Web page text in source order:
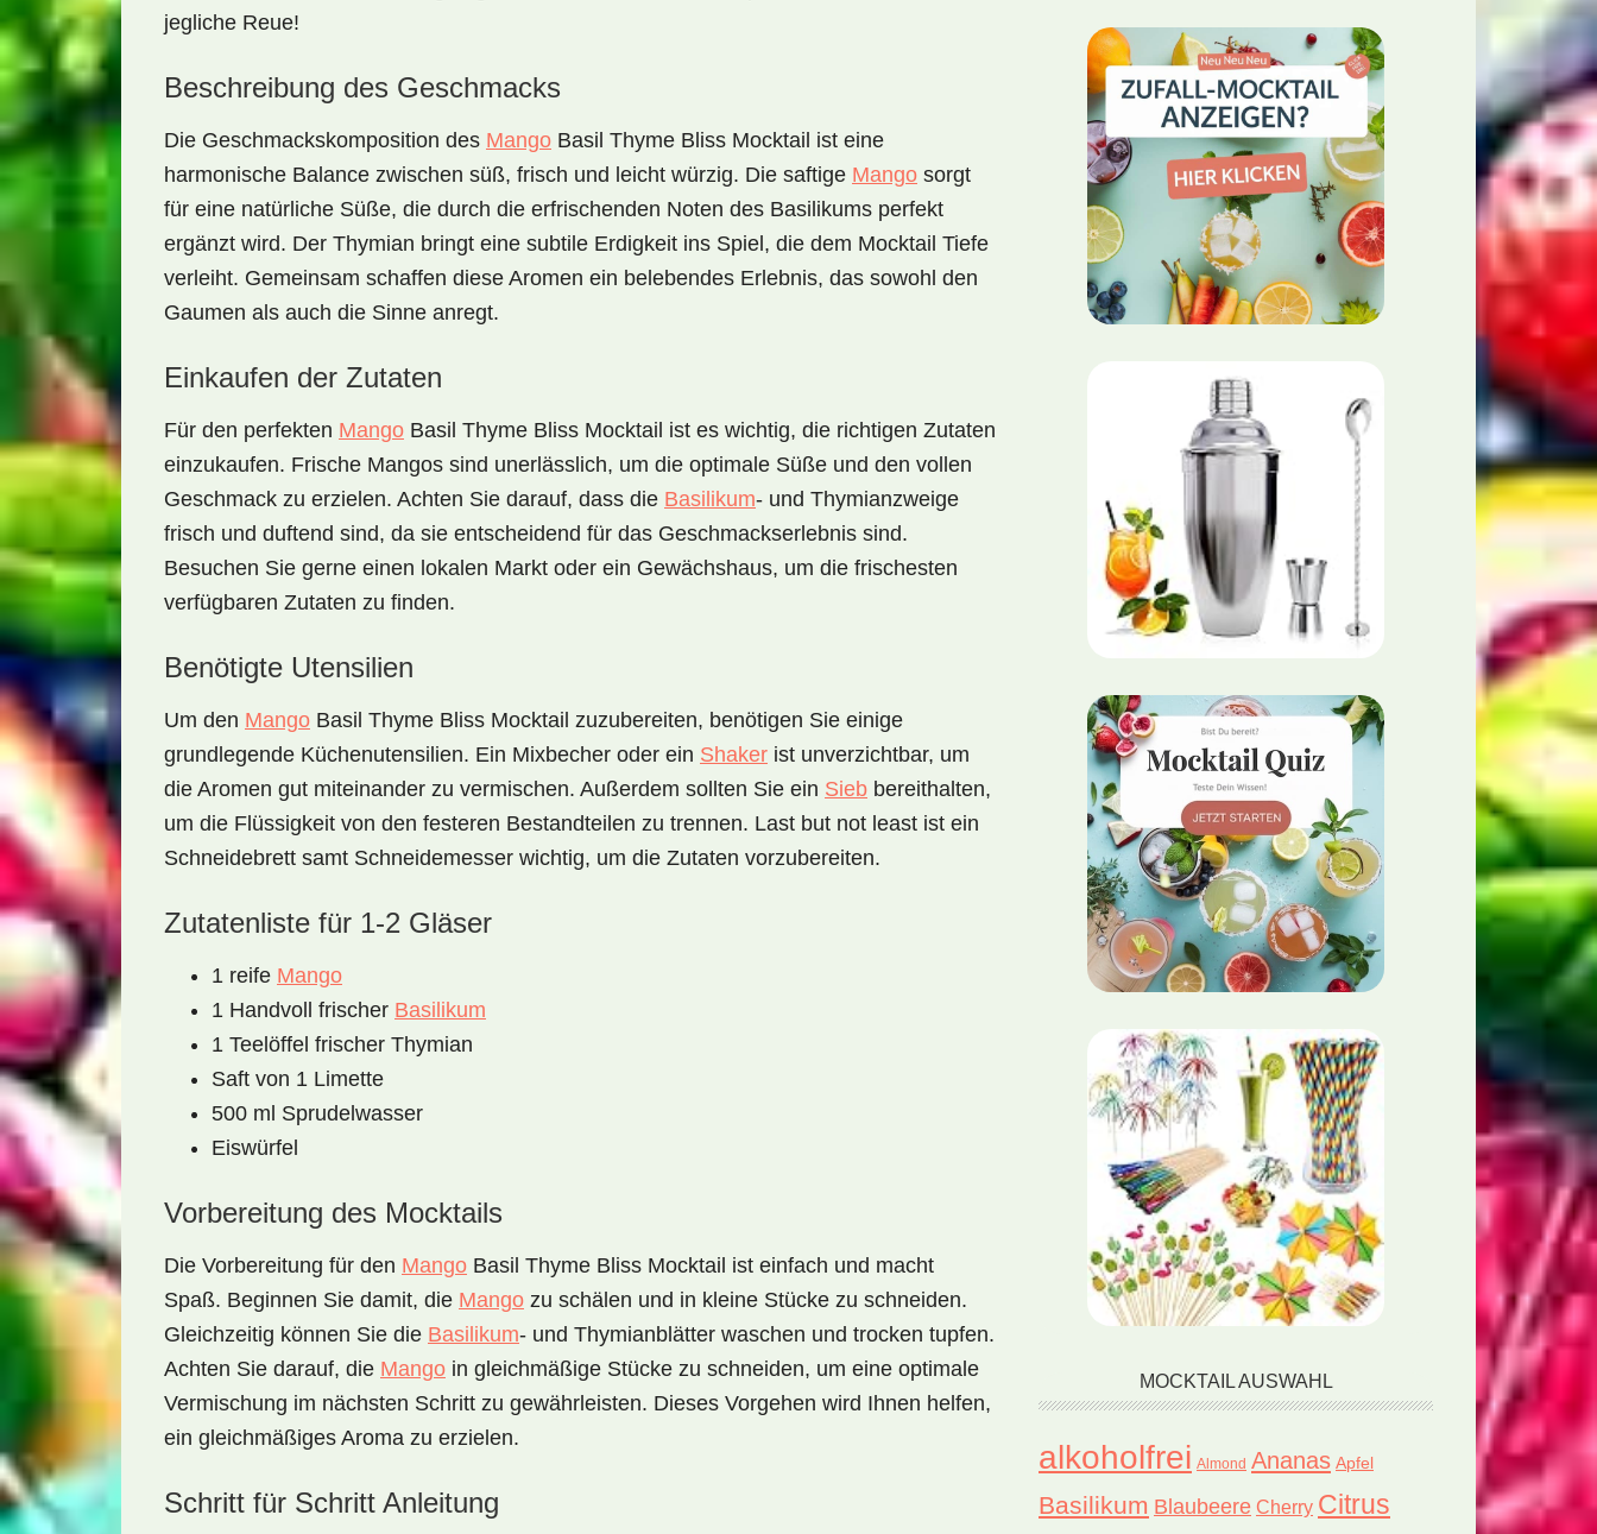
jegliche Reue!
Beschreibung des Geschmacks
Die Geschmackskomposition des Mango Basil Thyme Bliss Mocktail ist eine
harmonische Balance zwischen süß, frisch und leicht würzig. Die saftige Mango sorgt
für eine natürliche Süße, die durch die erfrischenden Noten des Basilikums perfekt
ergänzt wird. Der Thymian bringt eine subtile Erdigkeit ins Spiel, die dem Mocktail Tiefe
verleiht. Gemeinsam schaffen diese Aromen ein belebendes Erlebnis, das sowohl den
Gaumen als auch die Sinne anregt.
Einkaufen der Zutaten
Für den perfekten Mango Basil Thyme Bliss Mocktail ist es wichtig, die richtigen Zutaten
einzukaufen. Frische Mangos sind unerlässlich, um die optimale Süße und den vollen
Geschmack zu erzielen. Achten Sie darauf, dass die Basilikum- und Thymianzweige
frisch und duftend sind, da sie entscheidend für das Geschmackserlebnis sind.
Besuchen Sie gerne einen lokalen Markt oder ein Gewächshaus, um die frischesten
verfügbaren Zutaten zu finden.
Benötigte Utensilien
Um den Mango Basil Thyme Bliss Mocktail zuzubereiten, benötigen Sie einige
grundlegende Küchenutensilien. Ein Mixbecher oder ein Shaker ist unverzichtbar, um
die Aromen gut miteinander zu vermischen. Außerdem sollten Sie ein Sieb bereithalten,
um die Flüssigkeit von den festeren Bestandteilen zu trennen. Last but not least ist ein
Schneidebrett samt Schneidemesser wichtig, um die Zutaten vorzubereiten.
Zutatenliste für 1-2 Gläser
1 reife Mango
1 Handvoll frischer Basilikum
1 Teelöffel frischer Thymian
Saft von 1 Limette
500 ml Sprudelwasser
Eiswürfel
Vorbereitung des Mocktails
Die Vorbereitung für den Mango Basil Thyme Bliss Mocktail ist einfach und macht
Spaß. Beginnen Sie damit, die Mango zu schälen und in kleine Stücke zu schneiden.
Gleichzeitig können Sie die Basilikum- und Thymianblätter waschen und trocken tupfen.
Achten Sie darauf, die Mango in gleichmäßige Stücke zu schneiden, um eine optimale
Vermischung im nächsten Schritt zu gewährleisten. Dieses Vorgehen wird Ihnen helfen,
ein gleichmäßiges Aroma zu erzielen.
Schritt für Schritt Anleitung
MOCKTAIL AUSWAHL
alkoholfrei Almond Ananas Apfel
Basilikum Blaubeere Cherry Citrus